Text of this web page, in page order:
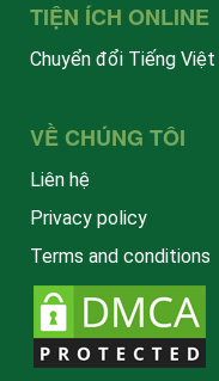
TIỆN ÍCH ONLINE
Chuyển đổi Tiếng Việt
VỀ CHÚNG TÔI
Liên hệ
Privacy policy
Terms and conditions